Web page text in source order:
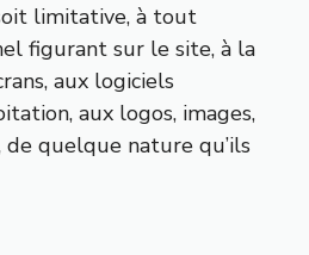
limitative, à tout
figurant sur le site, à la
aux logiciels
aux logos, images,
de quelque nature qu’ils